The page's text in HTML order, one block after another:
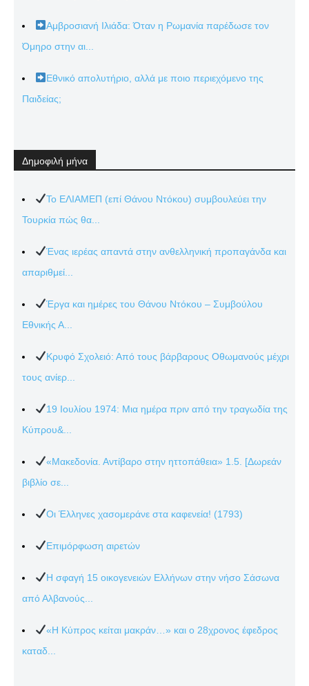
Αμβροσιανή Ιλιάδα: Όταν η Ρωμανία παρέδωσε τον
Όμηρο στην αι...
Εθνικό απολυτήριο, αλλά με ποιο περιεχόμενο της
Παιδείας;
Δημοφιλή μήνα
Το ΕΛΙΑΜΕΠ (επί Θάνου Ντόκου) συμβουλεύει την
Τουρκία πώς θα...
Ένας ιερέας απαντά στην ανθελληνική προπαγάνδα και
απαριθμεί...
Έργα και ημέρες του Θάνου Ντόκου – Συμβούλου
Εθνικής Α...
Κρυφό Σχολειό: Από τους βάρβαρους Οθωμανούς μέχρι
τους ανίερ...
19 Ιουλίου 1974: Μια ημέρα πριν από την τραγωδία της
Κύπρου&...
«Μακεδονία. Αντίβαρο στην ηττοπάθεια» 1.5. [Δωρεάν
βιβλίο σε...
Οι Έλληνες χασομεράνε στα καφενεία! (1793)
Επιμόρφωση αιρετών
Η σφαγή 15 οικογενειών Ελλήνων στην νήσο Σάσωνα
από Αλβανούς...
«Η Κύπρος κείται μακράν…» και ο 28χρονος έφεδρος
καταδ...